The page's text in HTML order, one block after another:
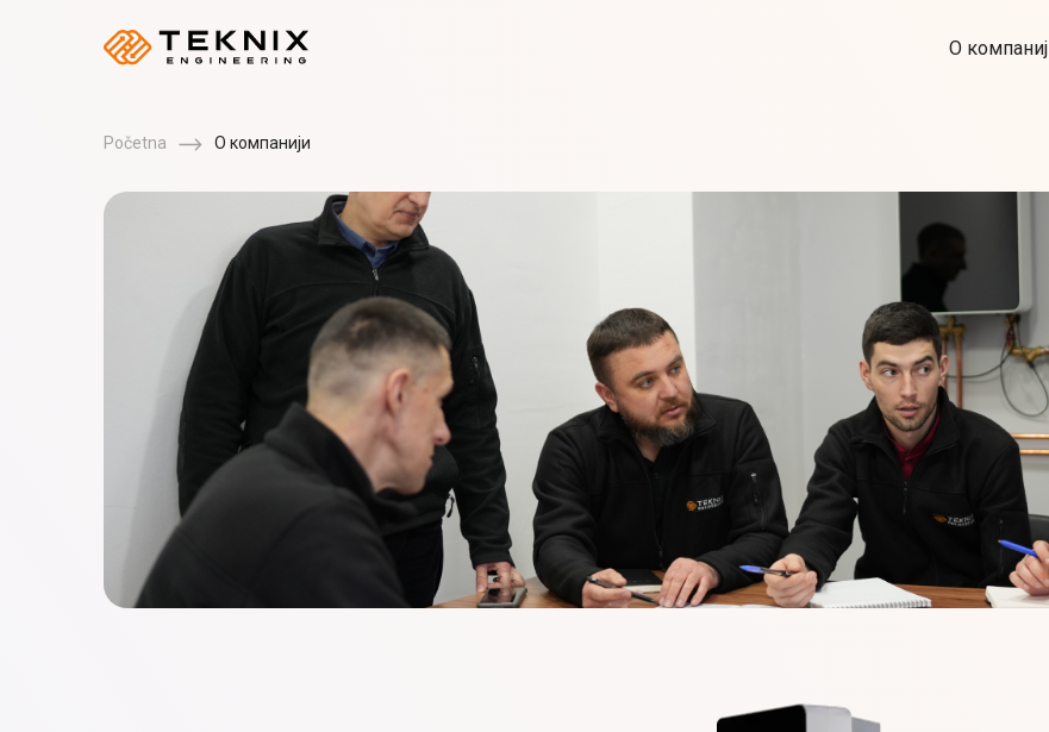
О
Početna О компанији
Kompanija
S PLUSZ K TECHNIK KFT
Osnovana 2013. godine u Mađarskoj, naša kompanija je inovativni proizvođač
specijalizovan za pametne električne kotlove. Naš put je počeo sa timom
stručnjaka koji su godinama isporučivali komponente i dodatke mnogim
proizvođačima kotlova i dobavljačima opreme za grejanje. Sa ovim bogatim
iskustvom i širokim znanjem, naša kompanija je postavila jasan cilj: da stvori
ekološki prihvatljivo, tehnološki napredno i stilizovano rešenje za grejanje.